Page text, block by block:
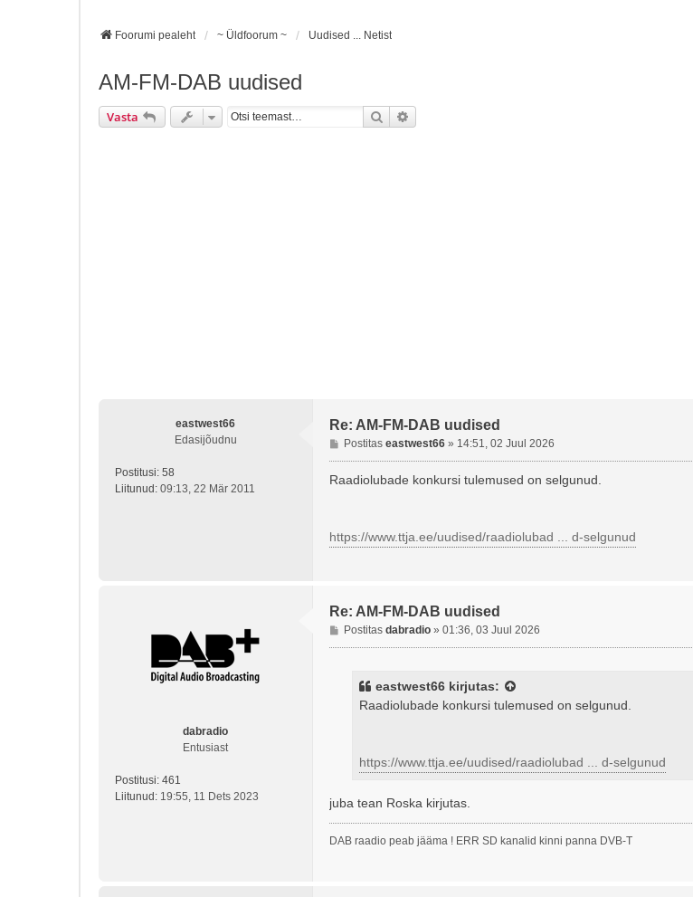
Foorumi pealeht ~ Üldfoorum ~ Uudised ... Netist
AM-FM-DAB uudised
Vasta Otsi
eastwest66
Edasijõudnu
Postitusi: 58
Liitunud: 09:13, 22 Mär 2011
Re: AM-FM-DAB uudised
P
o
s
u
Postitas eastwest66» 14:51, 02 Juul 2026
Raadiolubade konkursi tulemused on selgunud.
https://www.ttja.ee/uudised/raadiolubad ... d-selgunud
dabradio
Entusiast
Postitusi: 461
Liitunud: 19:55, 11 Dets 2023
Re: AM-FM-DAB uudised
P
o
Postitas dabradio» 01:36, 03 Juul 2026
eastwest66 kirjutas:
Raadiolubade konkursi tulemused on selgunud.
https://www.ttja.ee/uudised/raadiolubad ... d-selgunud
juba tean Roska kirjutas.
DAB raadio peab jääma ! ERR SD kanalid kinni panna DVB-T